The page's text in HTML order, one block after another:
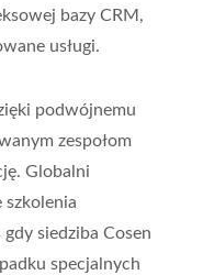
bazy CRM,
usługi.
podwójnemu
zespołom
Globalni
siedziba Cosen
specjalnych